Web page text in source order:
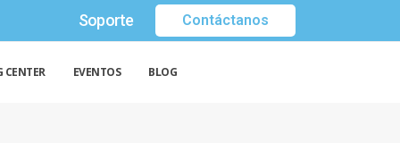
Soporte Contáctanos
CENTER EVENTOS BLOG